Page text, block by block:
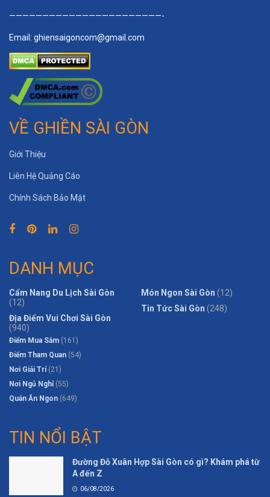
———————————————————————-
Email: ghiensaigoncom@gmail.com
VỀ GHIỀN SÀI GÒN
Giới Thiệu
Liên Hệ Quảng Cáo
Chính Sách Bảo Mật
DANH MỤC
Cẩm Nang Du Lịch Sài Gòn
(12)
Địa Điểm Vui Chơi Sài Gòn
(940)
Điểm Mua Sắm (161)
Điểm Tham Quan (54)
Nơi Giải Trí(21)
Nơi Ngủ Nghỉ (55)
Quán Ăn Ngon (649)
Món Ngon Sài Gòn (12)
Tin Tức Sài Gòn (248)
TIN NỔI BẬT
Đường Đỗ Xuân Hợp Sài Gòn có gì? Khám phá từ
A đến Z
06/08/2026